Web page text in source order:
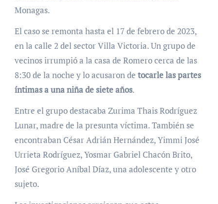
Monagas.
El caso se remonta hasta el 17 de febrero de 2023,
en la calle 2 del sector Villa Victoria. Un grupo de
vecinos irrumpió a la casa de Romero cerca de las
8:30 de la noche y lo acusaron de tocarle las partes
íntimas a una niña de siete años.
Entre el grupo destacaba Zurima Thais Rodríguez
Lunar, madre de la presunta víctima. También se
encontraban César Adrián Hernández, Yimmi José
Urrieta Rodríguez, Yosmar Gabriel Chacón Brito,
José Gregorio Aníbal Díaz, una adolescente y otro
sujeto.